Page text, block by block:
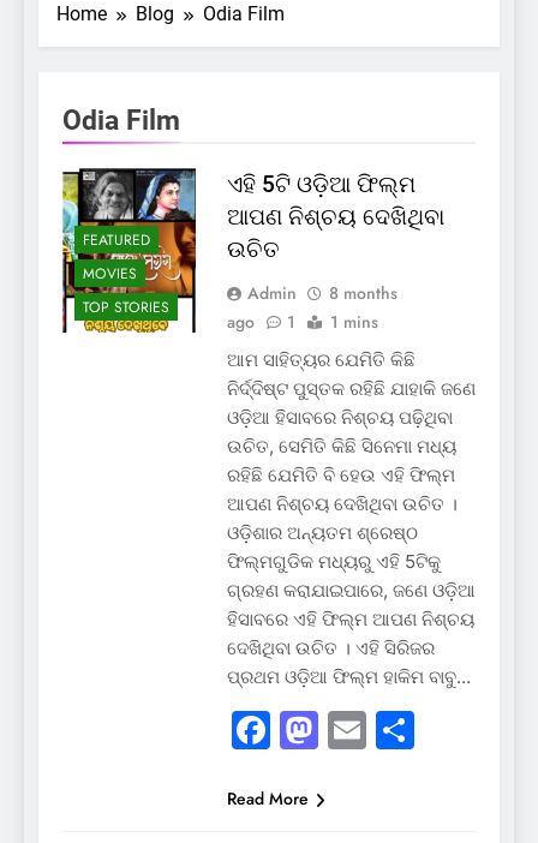
Home Blog Odia Film
Odia Film
FEATURED
MOVIES
TOP STORIES
ଏହି 5ଟି ଓଡ଼ିଆ ଫିଲ୍ମ
ଆପଣ ନିଶ୍ଚୟ ଦେଖିଥିବା
ଉଚିତ
Admin
8 months
ago
1 1 mins
ଆମ ସାହିତ୍ୟର ଯେମିତି କିଛି
ନିର୍ଦ୍ଦିଷ୍ଟ ପୁସ୍ତକ ରହିଛି ଯାହାକି ଜଣେ
ଓଡ଼ିଆ ହିସାବରେ ନିଶ୍ଚୟ ପଢ଼ିଥିବା
ଉଚିତ, ସେମିତି କିଛି ସିନେମା ମଧ୍ୟ
ରହିଛି ଯେମିତି ବି ହେଉ ଏହି ଫିଲ୍ମ
ଆପଣ ନିଶ୍ଚୟ ଦେଖିଥିବା ଉଚିତ ।
ଓଡ଼ିଶାର ଅନ୍ୟତମ ଶ୍ରେଷ୍ଠ
ଫିଲ୍ମଗୁଡିକ ମଧ୍ୟରୁ ଏହି 5ଟିକୁ
ଗ୍ରହଣ କରାଯାଇପାରେ, ଜଣେ ଓଡ଼ିଆ
ହିସାବରେ ଏହି ଫିଲ୍ମ ଆପଣ ନିଶ୍ଚୟ
ଦେଖିଥିବା ଉଚିତ । ଏହି ସିରିଜର
ପ୍ରଥମ ଓଡ଼ିଆ ଫିଲ୍ମ ହାକିମ ବାବୁ…
Facebook
Mastodon
EmailShare
Read More